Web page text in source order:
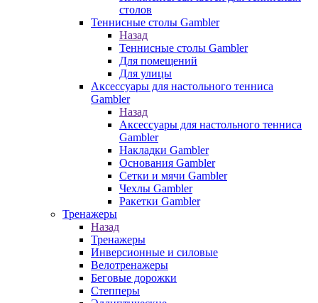
столов
Теннисные столы Gambler
Назад
Теннисные столы Gambler
Для помещений
Для улицы
Аксессуары для настольного тенниса
Gambler
Назад
Аксессуары для настольного тенниса
Gambler
Накладки Gambler
Основания Gambler
Сетки и мячи Gambler
Чехлы Gambler
Ракетки Gambler
Тренажеры
Назад
Тренажеры
Инверсионные и силовые
Велотренажеры
Беговые дорожки
Степперы